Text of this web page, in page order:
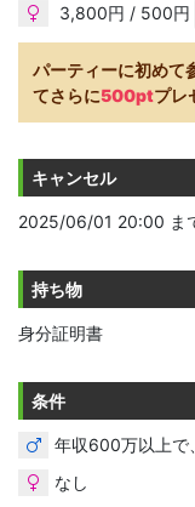
3,800円 / 500円
パーティーに初めて
てさらに500ptプレ
キャンセル
2025/06/01 20:00 ま
持ち物
身分証明書
条件
年収600万以上で
なし